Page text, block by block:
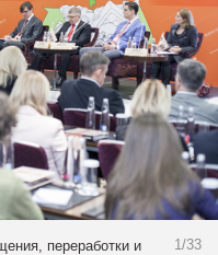
переработки и
1/33